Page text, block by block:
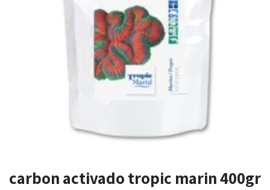
carbon activado tropic marin 400gr